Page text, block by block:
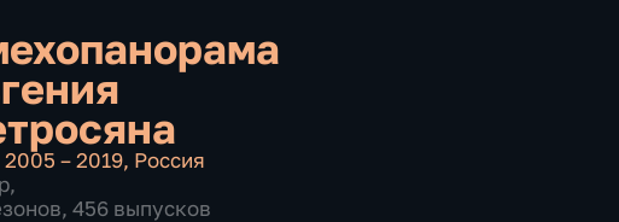
2005 – 2019, Россия
,
456 выпусков